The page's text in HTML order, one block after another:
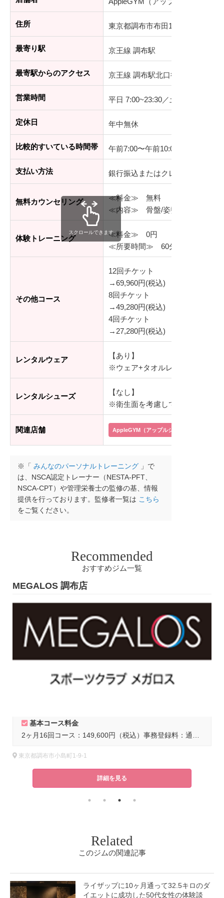
住所 東京都調布市布田1-37-16 鈴木ビ
最寄り駅 京王線 調布駅
最寄駅からのアクセス 京王線 調布駅北口徒歩1分
営業時間 平日 7:00~23:30／土日祝
定休日 年中無休
比較的すいている時間帯 午前7:00〜午前10:00
支払い方法 銀行振込またはクレジットカード
無料カウンセリング
≪料金≫ 無料
≪内容≫ 骨盤/姿勢チェック、見
体験トレーニング
≪料金≫ 0円
≪所要時間≫ 60分程度（カウン
その他コース
12回チケット
→69,960円(税込)
8回チケット
→49,280円(税込)
4回チケット
→27,280円(税込)
レンタルウェア
【あり】
※ウェア+タオルレンタル：1,000
レンタルシューズ
【なし】
※衛生面を考慮して、貸出ではな
関連店舗 AppleGYM（アップルジム）イオン茅ヶ崎中
スクロールできます
※「 みんなのパーソナルトレーニング 」で
は、NSCA認定トレーナー（NESTA-PFT、
NSCA-CPT）や管理栄養士の監修の基、情報
提供を行っております。監修者一覧は こちら
をご覧ください。
Recommended
おすすめジム一覧
MEGALOS 調布店
基本コース料金
2ヶ月16回コース：149,600円（税込）事務登録料：通常6,600円（税込）
東京都調布市小島町1-9-1
詳細を見る
Related
このジムの関連記事
ライザップに10ヶ月通って32.5キロのダ
イエットに成功した50代女性の体験談